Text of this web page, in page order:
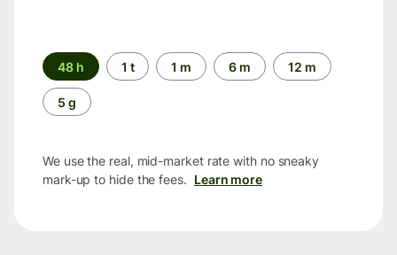
Time
period
48 h 1 t 1 m 6 m 12 m
5 g
We use the real, mid-market rate with no sneaky
mark-up to hide the fees. Learn more